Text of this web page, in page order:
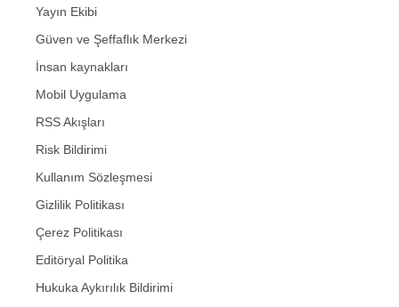
Yayın Ekibi
Güven ve Şeffaflık Merkezi
İnsan kaynakları
Mobil Uygulama
RSS Akışları
Risk Bildirimi
Kullanım Sözleşmesi
Gizlilik Politikası
Çerez Politikası
Editöryal Politika
Hukuka Aykırılık Bildirimi